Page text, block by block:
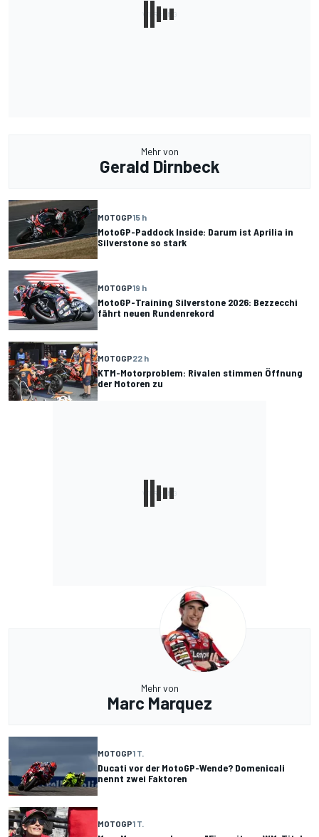
Mehr von
Gerald Dirnbeck
MOTOGP15 h
MotoGP-Paddock Inside: Darum ist Aprilia in
Silverstone so stark
MOTOGP19 h
MotoGP-Training Silverstone 2026: Bezzecchi
fährt neuen Rundenrekord
MOTOGP22 h
KTM-Motorproblem: Rivalen stimmen Öffnung
der Motoren zu
Mehr von
Marc Marquez
MOTOGP1 T.
Ducati vor der MotoGP-Wende? Domenicali
nennt zwei Faktoren
MOTOGP1 T.